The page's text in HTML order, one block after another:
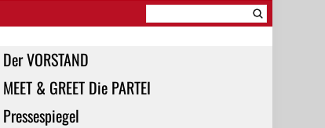
Der VORSTAND
MEET & GREET Die PARTEI
Pressespiegel